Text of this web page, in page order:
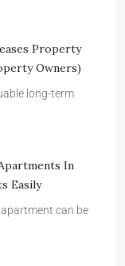
Property
Owners)
long-term
In
Easily
can be